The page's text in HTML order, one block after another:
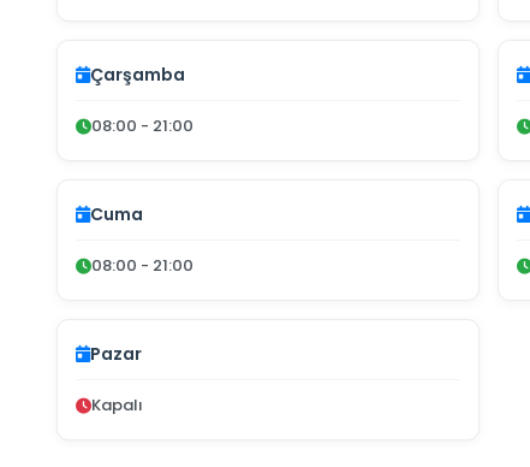
Çarşamba
08:00 - 21:00
Cuma
08:00 - 21:00
Pazar
Kapalı